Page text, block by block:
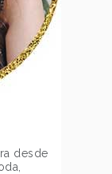
desde